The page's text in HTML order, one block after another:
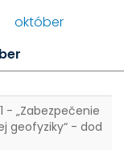
október
- „Zabezpečenie
geofyziky“ - dod